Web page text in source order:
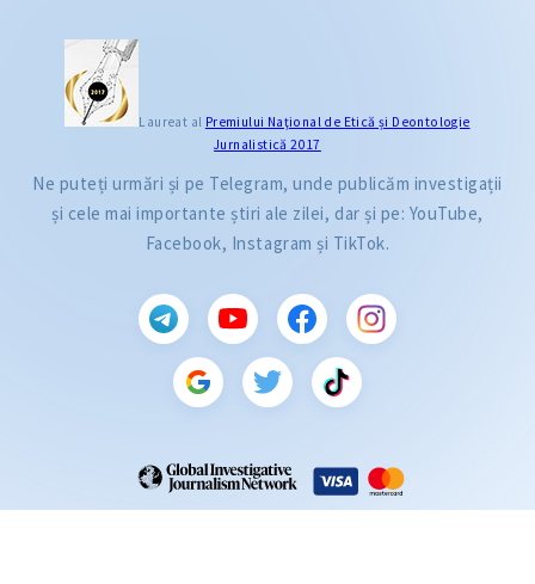
Laureat al Premiului Naţional de Etică și Deontologie
Jurnalistică 2017
Ne puteți urmări și pe Telegram, unde publicăm investigații
și cele mai importante știri ale zilei, dar și pe: YouTube,
Facebook, Instagram și TikTok.